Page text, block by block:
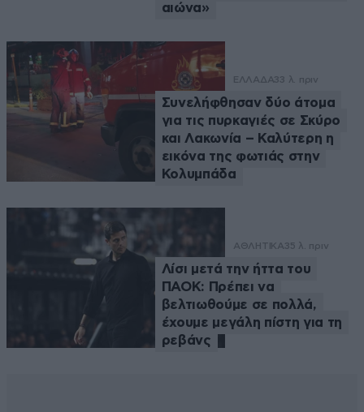
αιώνα»
ΕΛΛΑΔΑ33 λ. πριν
Συνελήφθησαν δύο άτομα
για τις πυρκαγιές σε Σκύρο
και Λακωνία – Καλύτερη η
εικόνα της φωτιάς στην
Κολυμπάδα
ΑΘΛΗΤΙΚΑ35 λ. πριν
Λίσι μετά την ήττα του
ΠΑΟΚ: Πρέπει να
βελτιωθούμε σε πολλά,
έχουμε μεγάλη πίστη για τη
ρεβάνς